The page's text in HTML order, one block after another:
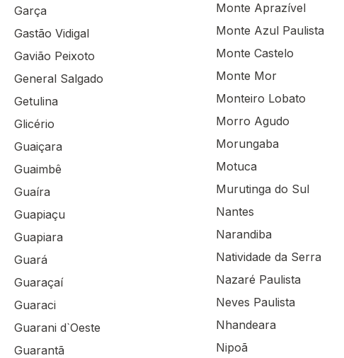
Garça
Gastão Vidigal
Gavião Peixoto
General Salgado
Getulina
Glicério
Guaiçara
Guaimbê
Guaíra
Guapiaçu
Guapiara
Guará
Guaraçaí
Guaraci
Guarani d`Oeste
Guarantã
Monte Aprazível
Monte Azul Paulista
Monte Castelo
Monte Mor
Monteiro Lobato
Morro Agudo
Morungaba
Motuca
Murutinga do Sul
Nantes
Narandiba
Natividade da Serra
Nazaré Paulista
Neves Paulista
Nhandeara
Nipoã